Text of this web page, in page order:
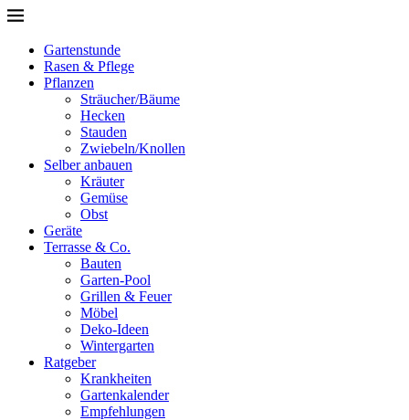
Gartenstunde
Rasen & Pflege
Pflanzen
Sträucher/Bäume
Hecken
Stauden
Zwiebeln/Knollen
Selber anbauen
Kräuter
Gemüse
Obst
Geräte
Terrasse & Co.
Bauten
Garten-Pool
Grillen & Feuer
Möbel
Deko-Ideen
Wintergarten
Ratgeber
Krankheiten
Gartenkalender
Empfehlungen